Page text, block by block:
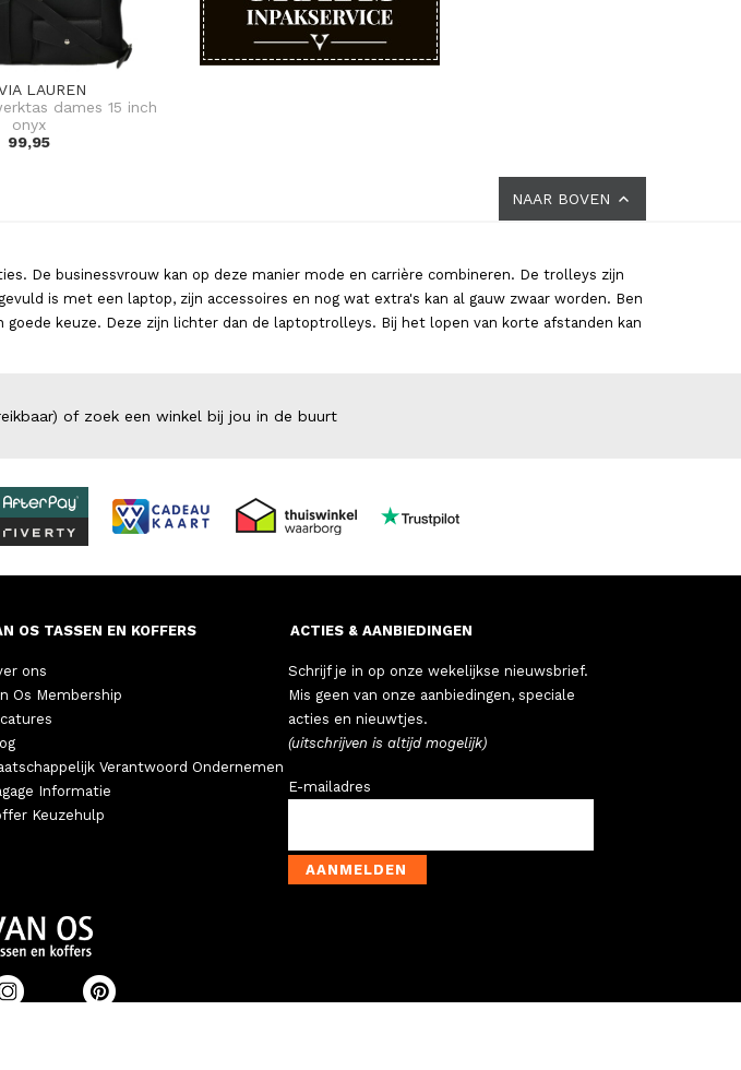
LAUREN
dames 15 inch
onyx
99,95
NAAR BOVEN
De businessvrouw kan op deze manier mode en carrière combineren. De trolleys zijn
is met een laptop, zijn accessoires en nog wat extra's kan al gauw zwaar worden. Ben
keuze. Deze zijn lichter dan de laptoptrolleys. Bij het lopen van korte afstanden kan
of zoek een winkel bij jou in de buurt
OS TASSEN EN KOFFERS
ons
Os Membership
Verantwoord Ondernemen
Informatie
Keuzehulp
ACTIES & AANBIEDINGEN
Schrijf je in op onze wekelijkse nieuwsbrief.
Mis geen van onze aanbiedingen, speciale
acties en nieuwtjes.
(uitschrijven is altijd mogelijk)
E-mailadres
AANMELDEN